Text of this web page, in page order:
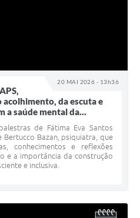
20 MAI 2026 - 13h36
da escuta e
a saúde mental da...
de Fátima Eva Santos
Bertucco Bazan, psiquiatra, que
conhecimentos e reflexões
e a importância da construção
e inclusiva.